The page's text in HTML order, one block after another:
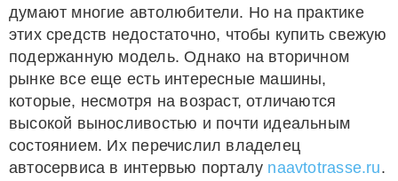
думают многие автолюбители. Но на практике
этих средств недостаточно, чтобы купить свежую
подержанную модель. Однако на вторичном
рынке все еще есть интересные машины,
которые, несмотря на возраст, отличаются
высокой выносливостью и почти идеальным
состоянием. Их перечислил владелец
автосервиса в интервью порталу naavtotrasse.ru.